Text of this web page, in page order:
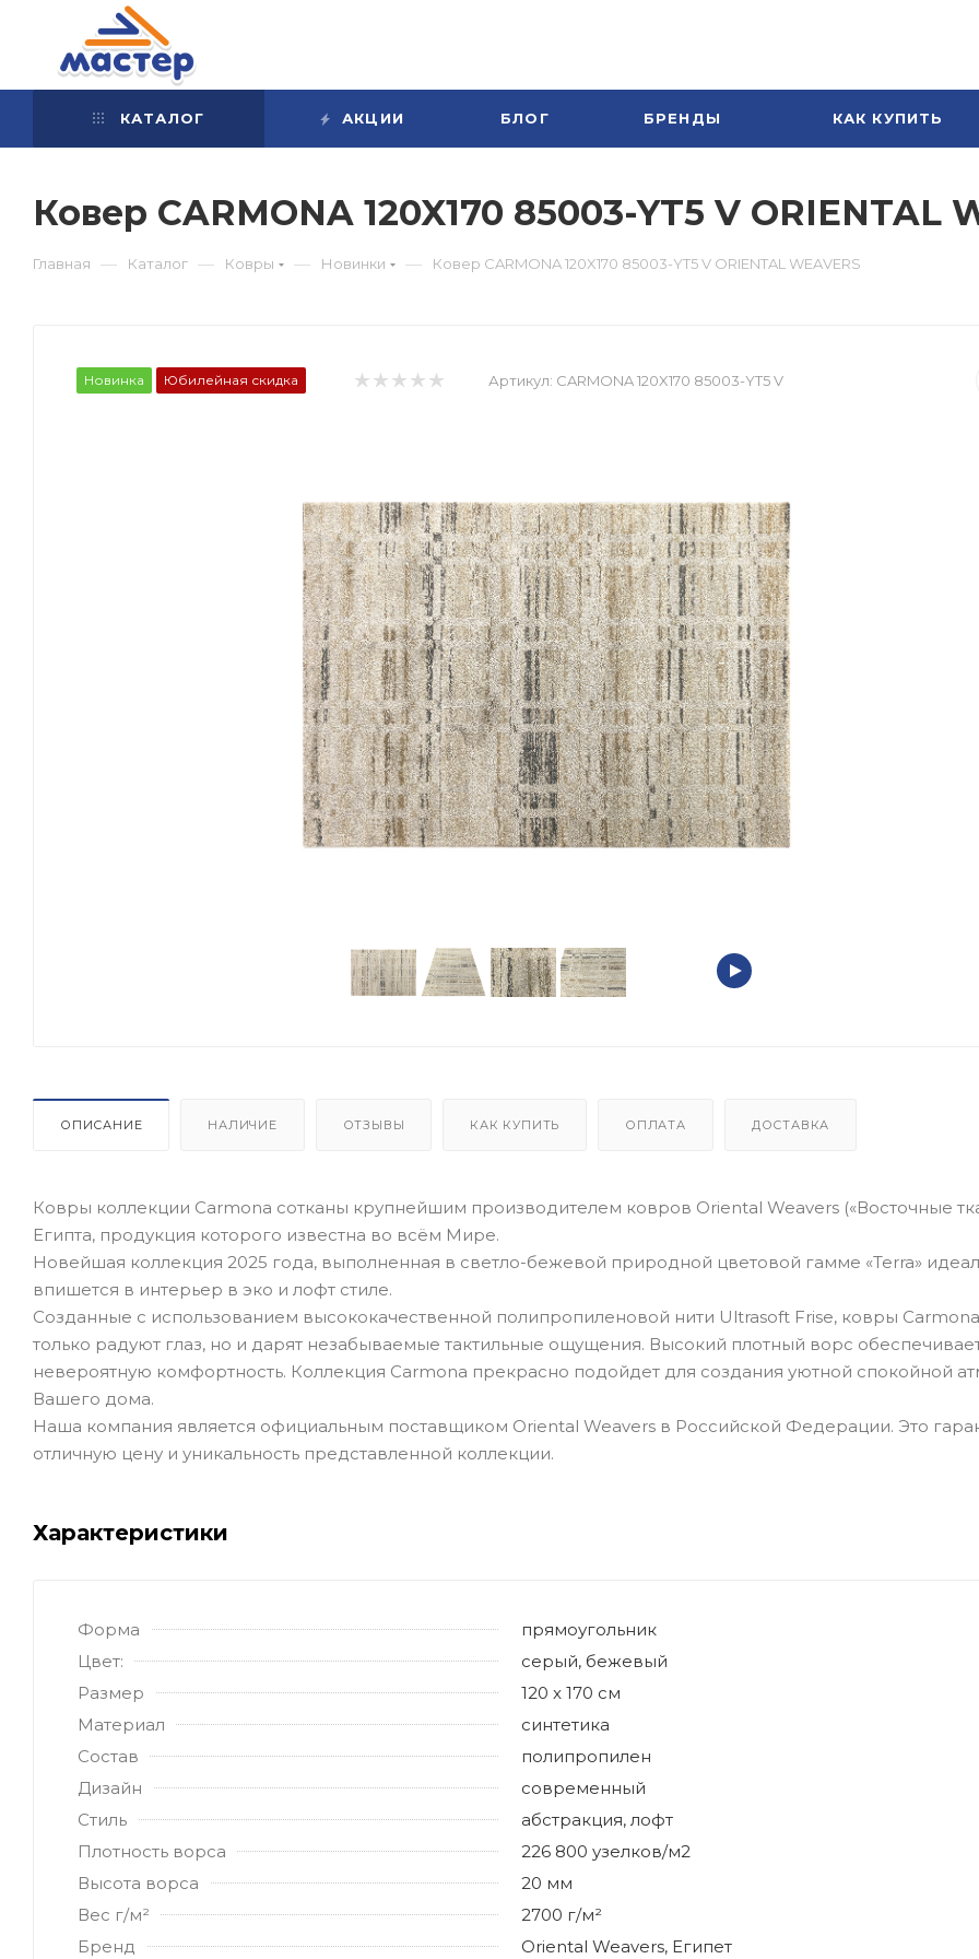
КАТАЛОГ АКЦИИ БЛОГ БРЕНДЫ КАК КУПИТЬ
Ковер CARMONA 120X170 85003-YT5 V ORIENTAL
Главная — Каталог — Ковры — Новинки — Ковер CARMONA 120X170 85003-YT5 V ORIENTAL WEAVERS
Новинка Юбилейная скидка Артикул: CARMONA 120X170 85003-YT5 V
ОПИСАНИЕ НАЛИЧИЕ ОТЗЫВЫ КАК КУПИТЬ ОПЛАТА ДОСТАВКА
Ковры коллекции Carmona сотканы крупнейшим производителем ковров Oriental Weavers («Восточные
Египта, продукция которого известна во всём Мире.
Новейшая коллекция 2025 года, выполненная в светло-бежевой природной цветовой гамме «Terra»
впишется в интерьер в эко и лофт стиле.
Созданные с использованием высококачественной полипропиленовой нити Ultrasoft Frise, ковры
только радуют глаз, но и дарят незабываемые тактильные ощущения. Высокий плотный ворс
невероятную комфортность. Коллекция Carmona прекрасно подойдет для создания уютной спокойной
Вашего дома.
Наша компания является официальным поставщиком Oriental Weavers в Российской Федерации. Это
отличную цену и уникальность представленной коллекции.
Характеристики
Форма
прямоугольник
Цвет:
серый, бежевый
Размер
120 x 170 см
Материал
синтетика
Состав
полипропилен
Дизайн
современный
Стиль
абстракция, лофт
Плотность ворса
226 800 узелков/м2
Высота ворса
20 мм
Вес г/м²
2700 г/м²
Бренд
Oriental Weavers, Египет